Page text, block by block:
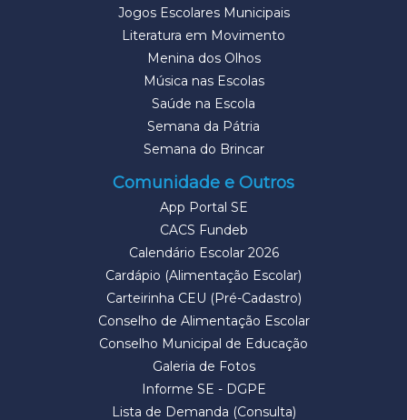
Jogos Escolares Municipais
Literatura em Movimento
Menina dos Olhos
Música nas Escolas
Saúde na Escola
Semana da Pátria
Semana do Brincar
Comunidade e Outros
App Portal SE
CACS Fundeb
Calendário Escolar 2026
Cardápio (Alimentação Escolar)
Carteirinha CEU (Pré-Cadastro)
Conselho de Alimentação Escolar
Conselho Municipal de Educação
Galeria de Fotos
Informe SE - DGPE
Lista de Demanda (Consulta)